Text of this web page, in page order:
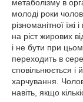
метаболізму в
молоді роки
різноманітної їжі
на ріст жирових
і не бути при
переходить в
сповільнюється і
харчування.
навіть, якщо